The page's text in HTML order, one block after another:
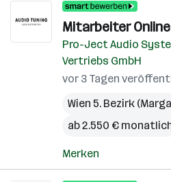
Mitarbeiter
Pro-Ject Audio
Vertriebs GmbH
vor 3 Tagen
Wien 5. Bezirk
ab 2.550 €
Merken